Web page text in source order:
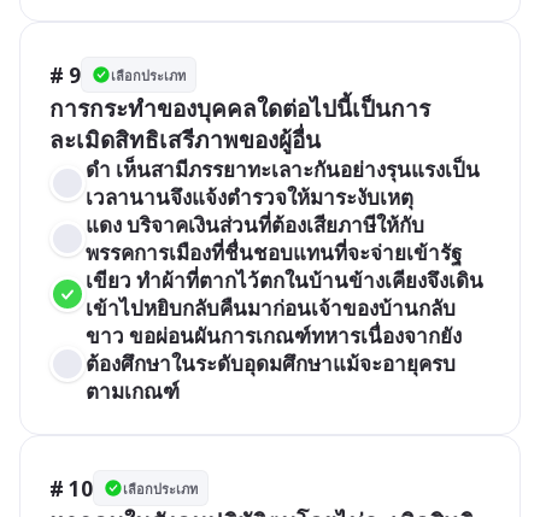
# 9 เลือกประเภท
การกระทำของบุคคลใดต่อไปนี้เป็นการ
ละเมิดสิทธิเสรีภาพของผู้อื่น
ดำ เห็นสามีภรรยาทะเลาะกันอย่างรุนแรงเป็น
เวลานานจึงแจ้งตำรวจให้มาระงับเหตุ
แดง บริจาคเงินส่วนที่ต้องเสียภาษีให้กับ
พรรคการเมืองที่ชื่นชอบแทนที่จะจ่ายเข้ารัฐ
เขียว ทำผ้าที่ตากไว้ตกในบ้านข้างเคียงจึงเดิน
เข้าไปหยิบกลับคืนมาก่อนเจ้าของบ้านกลับ
ขาว ขอผ่อนผันการเกณฑ์ทหารเนื่องจากยัง
ต้องศึกษาในระดับอุดมศึกษาแม้จะอายุครบ
ตามเกณฑ์
# 10 เลือกประเภท